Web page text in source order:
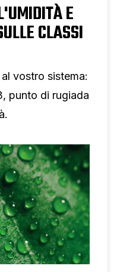
E
CLASSI
vostro sistema:
punto di rugiada